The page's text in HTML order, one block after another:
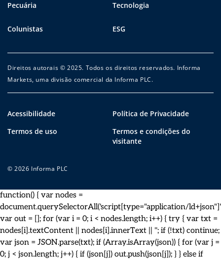
Pecuária Tecnologia
Colunistas ESG
Direitos autorais © 2025. Todos os direitos reservados. Informa
Markets, uma divisão comercial da Informa PLC.
Acessibilidade
Política de Privacidade
Termos de uso
Termos e condições do
visitante
© 2026 Informa PLC
function() { var nodes =
document.querySelectorAll('script[type="application/
var out = []; for (var i = 0; i < nodes.length; i++) { try { var txt =
nodes[i].textContent || nodes[i].innerText || ''; if (!txt) continue;
var json = JSON.parse(txt); if (Array.isArray(json)) { for (var j =
0; j < json.length; j++) { if (json[j]) out.push(json[j]); } } else if